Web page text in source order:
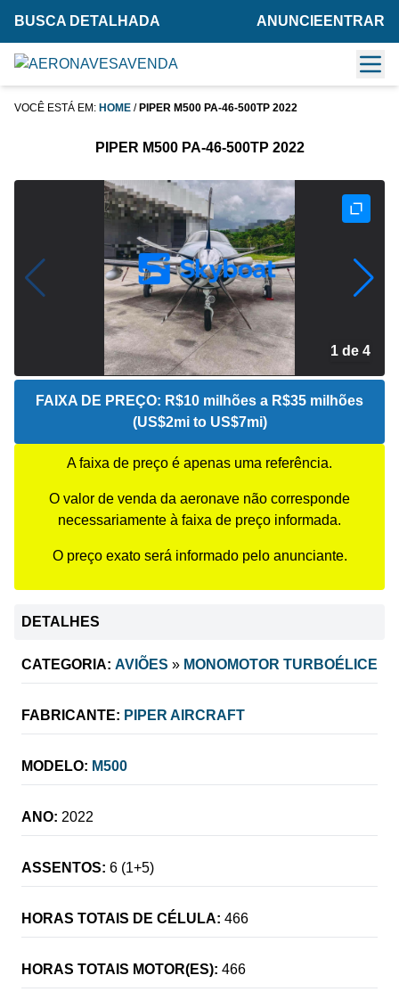
BUSCA DETALHADA ANUNCIE ENTRAR
VOCÊ ESTÁ EM: HOME / PIPER M500 PA-46-500TP 2022
PIPER M500 PA-46-500TP 2022
2 de 4
FAIXA DE PREÇO: R$10 milhões a R$35 milhões
(US$2mi to US$7mi)
A faixa de preço é apenas uma referência.
O valor de venda da aeronave não corresponde
necessariamente à faixa de preço informada.
O preço exato será informado pelo anunciante.
DETALHES
CATEGORIA: AVIÕES » MONOMOTOR TURBOÉLICE
FABRICANTE: PIPER AIRCRAFT
MODELO: M500
ANO: 2022
ASSENTOS: 6 (1+5)
HORAS TOTAIS DE CÉLULA: 466
HORAS TOTAIS MOTOR(ES): 466